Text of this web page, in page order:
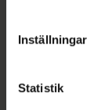
lagligheten av
Inställningar
Statistik
Kronans Apotek
datorn.
hjälpa just dig